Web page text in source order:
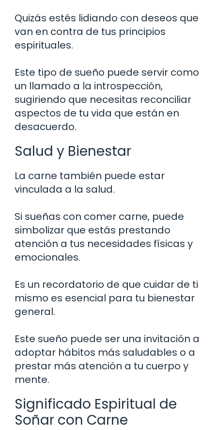
Quizás estés lidiando con deseos que
van en contra de tus principios
espirituales.
Este tipo de sueño puede servir como
un llamado a la introspección,
sugiriendo que necesitas reconciliar
aspectos de tu vida que están en
desacuerdo.
Salud y Bienestar
La carne también puede estar
vinculada a la salud.
Si sueñas con comer carne, puede
simbolizar que estás prestando
atención a tus necesidades físicas y
emocionales.
Es un recordatorio de que cuidar de ti
mismo es esencial para tu bienestar
general.
Este sueño puede ser una invitación a
adoptar hábitos más saludables o a
prestar más atención a tu cuerpo y
mente.
Significado Espiritual de
Soñar con Carne